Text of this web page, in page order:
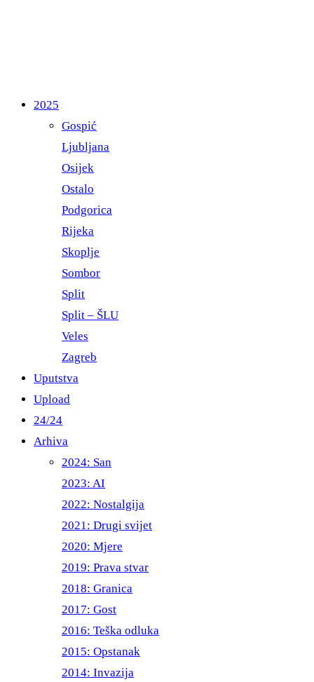
2025
Gospić
Ljubljana
Osijek
Ostalo
Podgorica
Rijeka
Skoplje
Sombor
Split
Split – ŠLU
Veles
Zagreb
Uputstva
Upload
24/24
Arhiva
2024: San
2023: AI
2022: Nostalgija
2021: Drugi svijet
2020: Mjere
2019: Prava stvar
2018: Granica
2017: Gost
2016: Teška odluka
2015: Opstanak
2014: Invazija